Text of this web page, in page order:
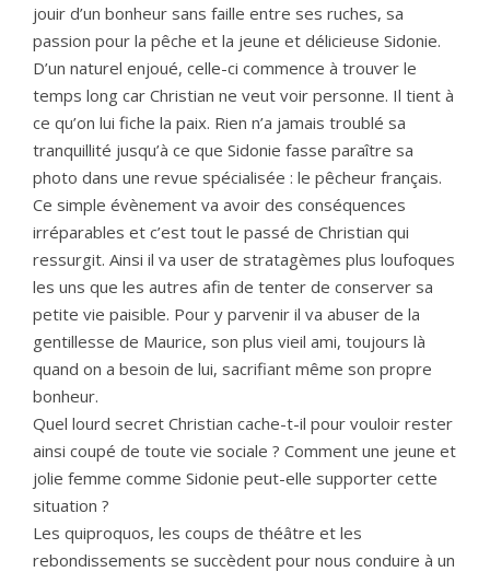
jouir d’un bonheur sans faille entre ses ruches, sa
passion pour la pêche et la jeune et délicieuse Sidonie.
D’un naturel enjoué, celle-ci commence à trouver le
temps long car Christian ne veut voir personne. Il tient à
ce qu’on lui fiche la paix. Rien n’a jamais troublé sa
tranquillité jusqu’à ce que Sidonie fasse paraître sa
photo dans une revue spécialisée : le pêcheur français.
Ce simple évènement va avoir des conséquences
irréparables et c’est tout le passé de Christian qui
ressurgit. Ainsi il va user de stratagèmes plus loufoques
les uns que les autres afin de tenter de conserver sa
petite vie paisible. Pour y parvenir il va abuser de la
gentillesse de Maurice, son plus vieil ami, toujours là
quand on a besoin de lui, sacrifiant même son propre
bonheur.
Quel lourd secret Christian cache-t-il pour vouloir rester
ainsi coupé de toute vie sociale ? Comment une jeune et
jolie femme comme Sidonie peut-elle supporter cette
situation ?
Les quiproquos, les coups de théâtre et les
rebondissements se succèdent pour nous conduire à un